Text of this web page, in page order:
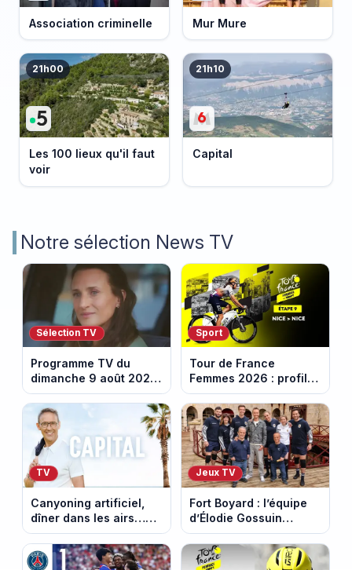
Association criminelle Mur Mure
21h00
Les 100 lieux qu'il faut
voir
21h10
Capital
Notre sélection News TV
Sélection TV
Programme TV du
dimanche 9 août 2026
: notre sélection pour
votre soirée télé
Sport
Tour de France
Femmes 2026 : profil
et horaires de la
dernière étape à Nice
TV
Canyoning artificiel,
dîner dans les airs…
les loisirs les plus fous
passés au crible dans
Capital
Jeux TV
Fort Boyard : l’équipe
d’Élodie Gossuin
termine avec une belle
somme pour l'Unicef et
le Refuge